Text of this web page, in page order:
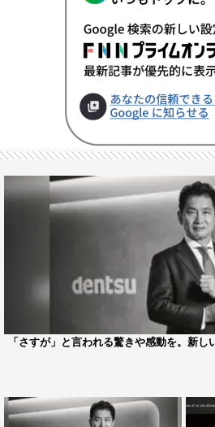
「さすが」と言われる驚きや感動を。新